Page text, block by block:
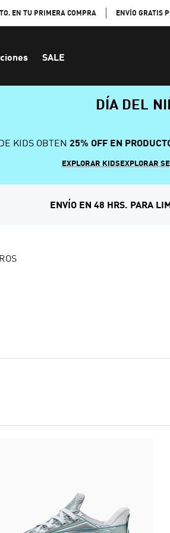
EN TU PRIMERA COMPRA ENVÍO GRATIS
SALE
DÍA DEL
KIDS OBTEN 25% OFF EN
EXPLORAR KIDSEXPLORAR
ENVÍO EN 48 HRS. PARA